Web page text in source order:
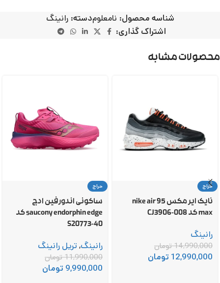
شناسه محصول: نامعلومدسته: رانینگ
اشتراک گذاری:
محصولات مشابه
حراج
نایک ایر مکس 95 nike air
max کد CJ3906-008
رانینگ
14,990,000تومان
12,990,000 تومان
حراج
ساکونی اندورفین ادج
saucony endorphin edge کد
S20773-40
رانینگ, تریل رانینگ
11,990,000تومان
9,990,000 تومان